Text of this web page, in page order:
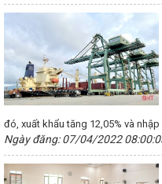
2024
Phát triển công
trong nước, phát triển hệ
trình, làm rõ các vấn đề Đại
Thương: Sớm hoàn
LĐLĐ tỉnh làm việc với CĐN
Đảng ủy Sở Công Thương tổ
Nhiệt điện Vũng Áng 2 tiếp
Thương mại trong điều
Tĩnh
Hội nghị tập huấn
Nam” tại huyện Nghi Xuân
ngành năng lượng
tỉnh đánh giá tình hình KT -
kênh thủy lợi của Việt Nam
đó, xuất khẩu tăng 12,05% và
Ngày đăng: 07/04/2022